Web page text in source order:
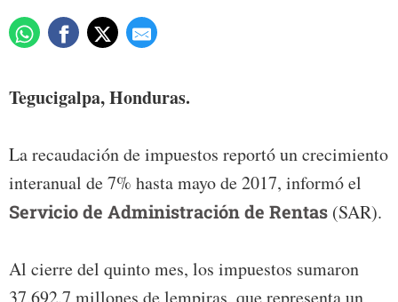
Tegucigalpa, Honduras.
La recaudación de impuestos reportó un crecimiento
interanual de 7% hasta mayo de 2017, informó el
Servicio de Administración de Rentas (SAR).
Al cierre del quinto mes, los impuestos sumaron